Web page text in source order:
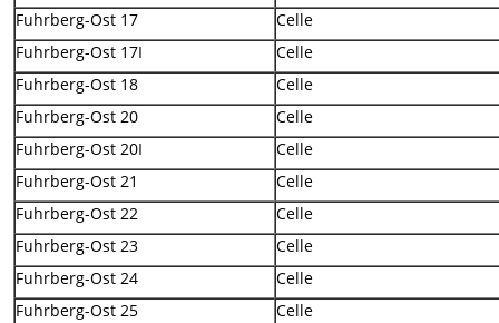
Fuhrberg-Ost 17
Celle
Fuhrberg-Ost 17I
Celle
Fuhrberg-Ost 18
Celle
Fuhrberg-Ost 20
Celle
Fuhrberg-Ost 20I
Celle
Fuhrberg-Ost 21
Celle
Fuhrberg-Ost 22
Celle
Fuhrberg-Ost 23
Celle
Fuhrberg-Ost 24
Celle
Fuhrberg-Ost 25
Celle